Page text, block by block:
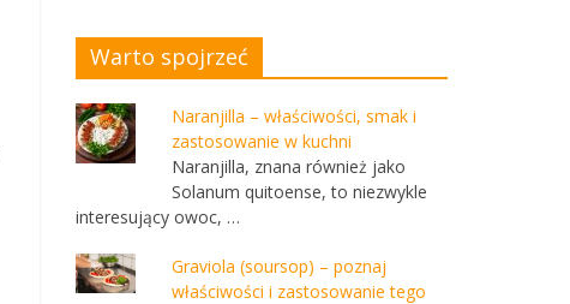
Warto spojrzeć
Naranjilla – właściwości, smak i
zastosowanie w kuchni
Naranjilla, znana również jako
Solanum quitoense, to niezwykle
interesujący owoc, …
Graviola (soursop) – poznaj
właściwości i zastosowanie tego